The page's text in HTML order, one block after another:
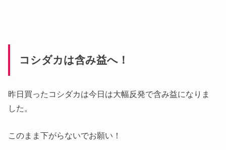
コシダカは含み益へ！
昨日買ったコシダカは今日は大幅反発で含み益になりま
した。
このまま下がらないでお願い！